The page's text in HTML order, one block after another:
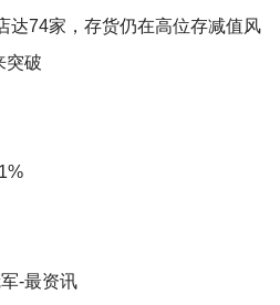
达74家，存货仍在高位存减值风
突破
-最资讯